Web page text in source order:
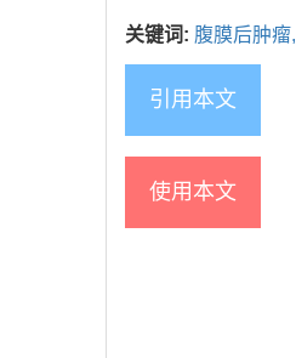
关键词: 腹膜后肿瘤,
引用本文
使用本文